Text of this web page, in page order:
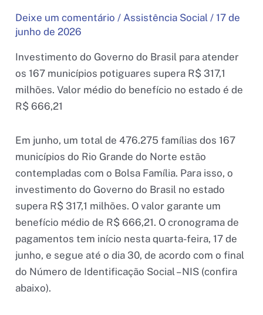
Deixe um comentário / Assistência Social /17 de
junho de 2026
Investimento do Governo do Brasil para atender
os 167 municípios potiguares supera R$ 317,1
milhões. Valor médio do benefício no estado é de
R$ 666,21
Em junho, um total de 476.275 famílias dos 167
municípios do Rio Grande do Norte estão
contempladas com o Bolsa Família. Para isso, o
investimento do Governo do Brasil no estado
supera R$ 317,1 milhões. O valor garante um
benefício médio de R$ 666,21. O cronograma de
pagamentos tem início nesta quarta-feira, 17 de
junho, e segue até o dia 30, de acordo com o final
do Número de Identificação Social – NIS (confira
abaixo).